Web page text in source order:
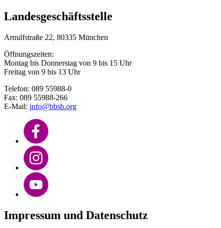
Landesgeschäftsstelle
Arnulfstraße 22, 80335 München
Öffnungszeiten:
Montag bis Donnerstag von 9 bis 15 Uhr
Freitag von 9 bis 13 Uhr
Telefon: 089 55988-0
Fax: 089 55988-266
E-Mail: info@bbsb.org
Impressum und Datenschutz